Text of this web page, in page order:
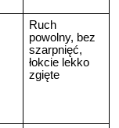
Ruch
powolny, bez
szarpnięć,
łokcie lekko
zgięte